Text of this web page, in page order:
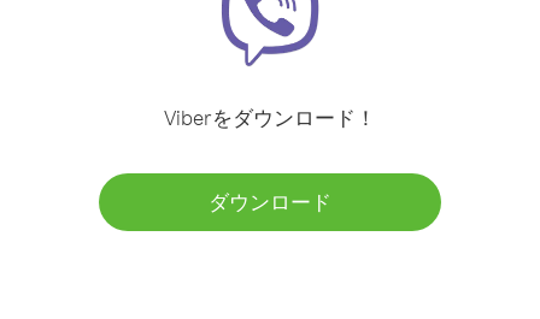
Viberをダウンロード！
ダウンロード